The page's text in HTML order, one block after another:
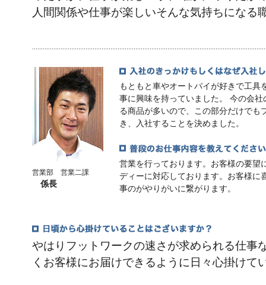
人間関係や仕事が楽しいそんな気持ちになる
営業部 営業二課
係長
もともと車やオートバイが好きで工
事に興味を持っていました。 今の会
る商品が多いので、この部分だけでも
き、入社することを決めました。
営業を行っております。お客様の要望
ディーに対応しております。お客様に
事のがやりがいに繋がります。
やはりフットワークの速さが求められる仕事
くお客様にお届けできるように日々心掛けて